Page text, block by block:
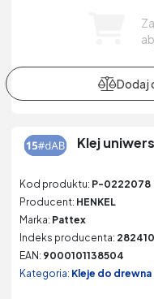
Klej
Kod produktu: P-0222078
Producent: HENKEL
Marka: Pattex
Indeks producenta:
EAN: 9000101138504
Kategoria: Kleje do drewna